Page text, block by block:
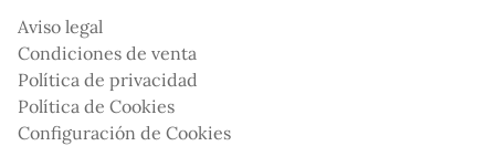
Aviso legal
Condiciones de venta
Política de privacidad
Política de Cookies
Configuración de Cookies